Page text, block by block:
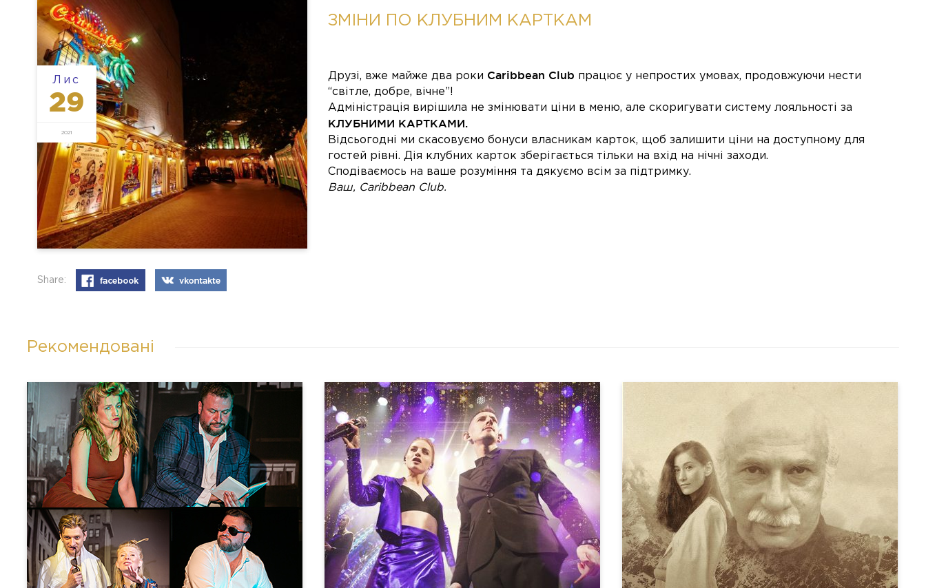
Лис
29
2021
Share:
ЗМІНИ ПО КЛУБНИМ КАРТКАМ
Друзі, вже майже два роки Caribbean Club працює у непростих умовах, продовжуючи нести
“світле, добре, вічне”!
Адміністрація вирішила не змінювати ціни в меню, але скоригувати систему лояльності за
КЛУБНИМИ КАРТКАМИ.
Відсьогодні ми скасовуємо бонуси власникам карток, щоб залишити ціни на доступному для
гостей рівні. Дія клубних карток зберігається тільки на вхід на нічні заходи.
Сподіваємось на ваше розуміння та дякуємо всім за підтримку.
Ваш, Caribbean Club.
Рекомендовані